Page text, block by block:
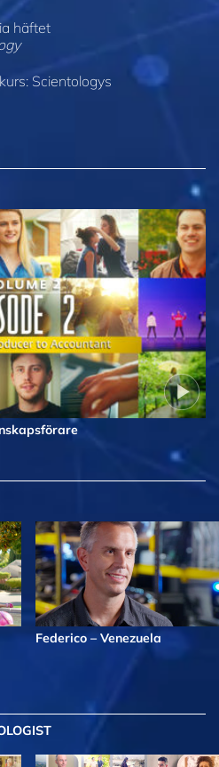
häftet
Scientologys
Federico – Venezuela